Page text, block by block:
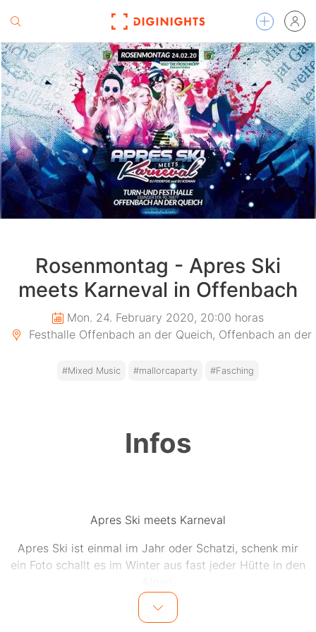
Rosenmontag - Apres Ski
meets Karneval in Offenbach
Mon. 24. February 2020, 20:00 horas
Festhalle Offenbach an der Queich, Offenbach an der
#Mixed Music #mallorcaparty #Fasching
Infos
Apres Ski meets Karneval
Apres Ski ist einmal im Jahr oder Schatzi, schenk mir
ein Foto schallt es im Winter aus fast jeder Hütte in den
Der KGO Faschingsverein und Events und
Veranstaltungen Pfalz holen euch dieses Jahr zum